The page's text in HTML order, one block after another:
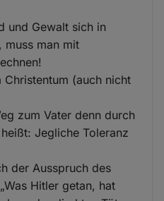
und Gewalt sich in
muss man mit
(auch nicht
zum Vater denn durch
Jegliche Toleranz
der Ausspruch des
Hitler getan, hat